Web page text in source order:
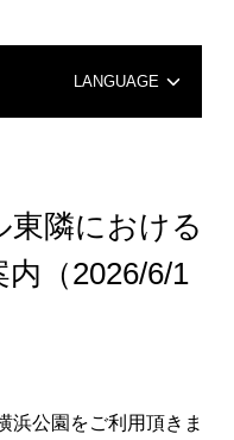
LANGUAGE
東隣における
（2026/6/1
浜公園をご利用頂きま